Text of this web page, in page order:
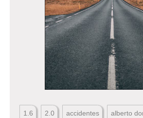
1.6 2.0 accidentes alberto